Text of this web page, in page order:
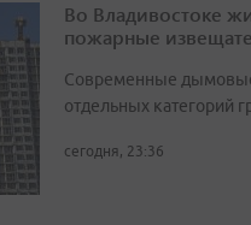
Во Владивостоке
пожарные
Современные дымовые
отдельных категорий
сегодня, 23:36